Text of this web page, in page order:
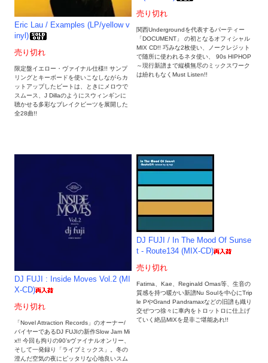
Eric Lau / Examples (LP/yellow v
inyl)
売り切れ
限定盤イエロー・ヴァイナル仕様!! サンプ
リングとキーボードを使いこなしながらカ
ットアップしたビートは、ときにメロウで
スムース、J Dillaのようにスウィンギンに
聴かせる多彩なブレイクビーツを展開した
全28曲!!
売り切れ
関西Undergroundを代表するパーティー
「DOCUMENT」 の初となるオフィシャル
MIX CD!! 巧みな2枚使い、ノークレジット
で随所に使われるネタ使い、 90s HIPHOP
～現行新譜まで縦横無尽のミックスワーク
は紛れもなくMust Listen!!
DJ FUJI : Inside Moves Vol.2 (MI
X-CD)
売り切れ
「Novel Attraction Records」のオーナー/
バイヤーであるDJ FUJIの新作Slow Jam Mi
x!! 今回も拘りの90’sヴァイナルオンリー、
そして一発録り「ライブミックス」。冬の
澄んだ空気の夜にピッタリな心地良いスム
DJ FUJI / In The Mood Of Sunse
t - Route134 (MIX-CD)
売り切れ
Fatima、Kae、Reginald Omas等、生音の
質感を持つ暖かい新譜Nu Soulを中心にTrip
le PやGrand Pandramaxなどの旧譜も織り
交ぜつつ徐々に車内をトロットロに仕上げ
ていく絶品MIXを是非ご堪能あれ!!